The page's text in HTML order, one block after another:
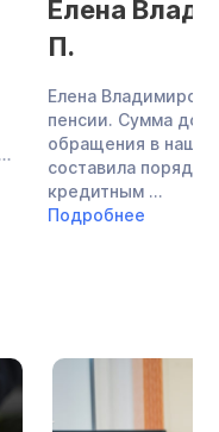
Дмитрий
Дмитрий
многодетный
пастор
настоящее время
социальной